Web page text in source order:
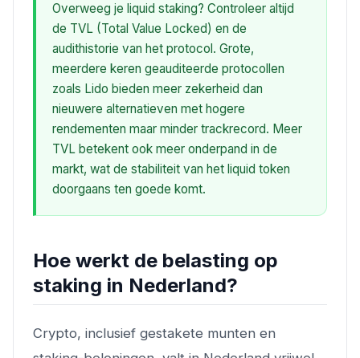
Overweeg je liquid staking? Controleer altijd
de TVL (Total Value Locked) en de
audithistorie van het protocol. Grote,
meerdere keren geauditeerde protocollen
zoals Lido bieden meer zekerheid dan
nieuwere alternatieven met hogere
rendementen maar minder trackrecord. Meer
TVL betekent ook meer onderpand in de
markt, wat de stabiliteit van het liquid token
doorgaans ten goede komt.
Hoe werkt de belasting op
staking in Nederland?
Crypto, inclusief gestakete munten en